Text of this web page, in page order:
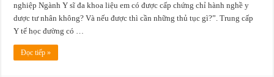
nghiệp Ngành Y sĩ đa khoa liệu em có được cấp chứng chỉ hành nghề y
dược tư nhân không? Và nếu được thì cần những thủ tục gì?”. Trung cấp
Y tế học đường có …
Đọc tiếp »